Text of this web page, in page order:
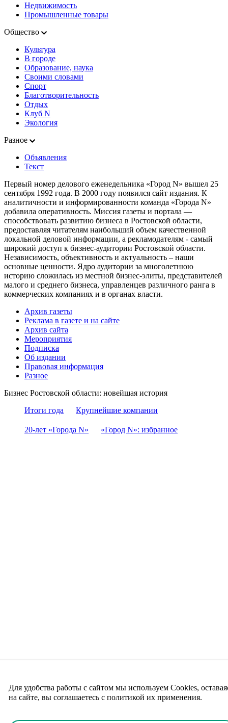
Недвижимость
Промышленные товары
Общество
Культура
В городе
Образование, наука
Своими словами
Спорт
Благотворительность
Отдых
Клуб N
Экология
Разное
Объявления
Текст
Первый номер делового еженедельника «Город N» вышел 25
сентября 1992 года. В 2000 году появился сайт издания. К
аналитичности и информированности команда «Города N»
добавила оперативность. Миссия газеты и портала —
способствовать развитию бизнеса в Ростовской области,
предоставляя читателям наибольший объем качественной
локальной деловой информации, а рекламодателям - самый
широкий доступ к бизнес-аудитории Ростовской области.
Независимость, объективность и актуальность – наши
основные ценности. Ядро аудитории за многолетнюю
историю сложилась из местной бизнес-элиты, представителей
малого и среднего бизнеса, управленцев различного ранга в
коммерческих компаниях и в органах власти.
Архив газеты
Реклама в газете и на сайте
Архив сайта
Мероприятия
Подписка
Об издании
Правовая информация
Разное
Бизнес Ростовской области: новейшая история
Итоги года
Крупнейшие компании
20-лет «Города N» «Город N»: избранное
Для удобства работы с сайтом мы используем Cookies,
на сайте, вы соглашаетесь с политикой их применения.